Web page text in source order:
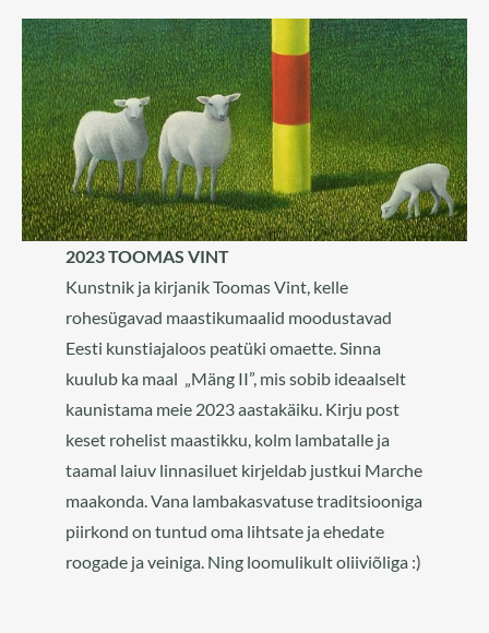
2023 TOOMAS VINT
Kunstnik ja kirjanik Toomas Vint, kelle
rohesügavad maastikumaalid moodustavad
Eesti kunstiajaloos peatüki omaette. Sinna
kuulub ka maal „Mäng II”, mis sobib ideaalselt
kaunistama meie 2023 aastakäiku. Kirju post
keset rohelist maastikku, kolm lambatalle ja
taamal laiuv linnasiluet kirjeldab justkui Marche
maakonda. Vana lambakasvatuse traditsiooniga
piirkond on tuntud oma lihtsate ja ehedate
roogade ja veiniga. Ning loomulikult oliiviõliga :)